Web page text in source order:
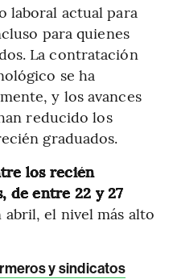
laboral actual para
para quienes
La contratación
se ha
y los avances
reducido los
graduados.
los recién
de entre 22 y 27
abril, el nivel más alto
y sindicatos